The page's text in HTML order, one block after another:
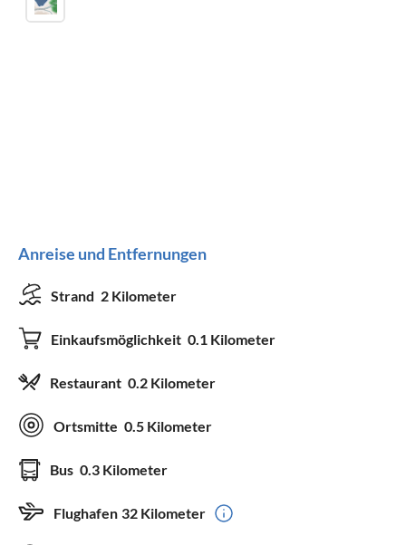
Anreise und Entfernungen
Strand 2 Kilometer
Einkaufsmöglichkeit 0.1 Kilometer
Restaurant 0.2 Kilometer
Ortsmitte 0.5 Kilometer
Bus 0.3 Kilometer
Flughafen 32 Kilometer